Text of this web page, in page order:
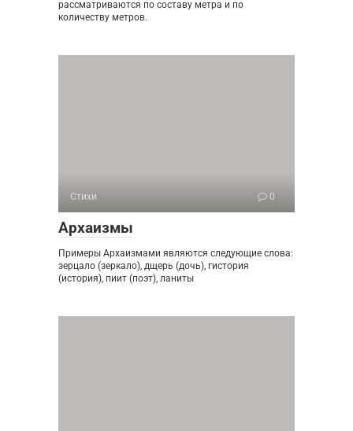
рассматриваются по составу метра и по
количеству метров.
Стихи 0
Архаизмы
Примеры Архаизмами являются следующие слова:
зерцало (зеркало), дщерь (дочь), гистория
(история), пиит (поэт), ланиты